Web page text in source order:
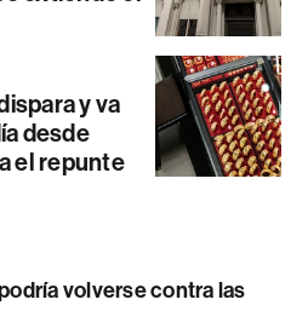
y va
desde
el repunte
volverse contra las